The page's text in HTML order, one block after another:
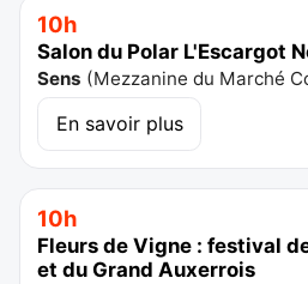
10h
Salon du Polar L'Escargot
Sens (Mezzanine du Marché
En savoir plus
10h
Fleurs de Vigne : festival
et du Grand Auxerrois